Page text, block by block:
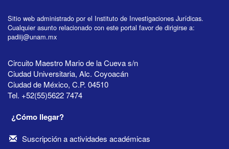
Sitio web administrado por el Instituto de Investigaciones Jurídicas.
Cualquier asunto relacionado con este portal favor de dirigirse a:
padiij@unam.mx
Circuito Maestro Mario de la Cueva s/n
Ciudad Universitaria, Alc. Coyoacán
Ciudad de México, C.P. 04510
Tel. +52(55)5622 7474
¿Cómo llegar?
Suscripción a actividades académicas